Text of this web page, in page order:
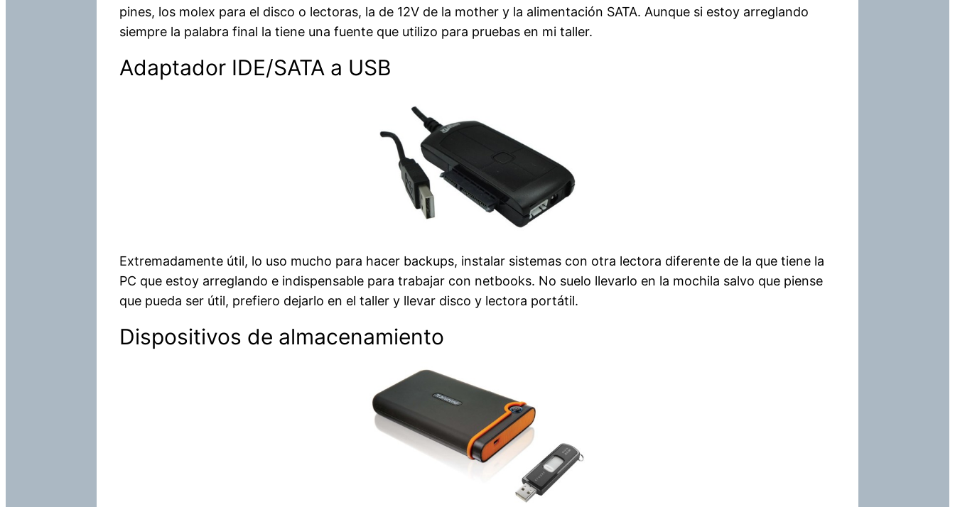
pines, los molex para el disco o lectoras, la de 12V de la mother y la alimentación SATA. Aunque si estoy arreglando
siempre la palabra final la tiene una fuente que utilizo para pruebas en mi taller.
Adaptador IDE/SATA a USB
Extremadamente útil, lo uso mucho para hacer backups, instalar sistemas con otra lectora diferente de la que tiene la
PC que estoy arreglando e indispensable para trabajar con netbooks. No suelo llevarlo en la mochila salvo que piense
que pueda ser útil, prefiero dejarlo en el taller y llevar disco y lectora portátil.
Dispositivos de almacenamiento